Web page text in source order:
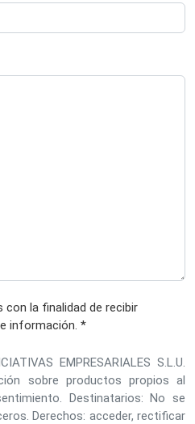
la finalidad de recibir
información. *
EMPRESARIALES S.L.U.
sobre productos propios al
Destinatarios: No se
Derechos: acceder, rectificar